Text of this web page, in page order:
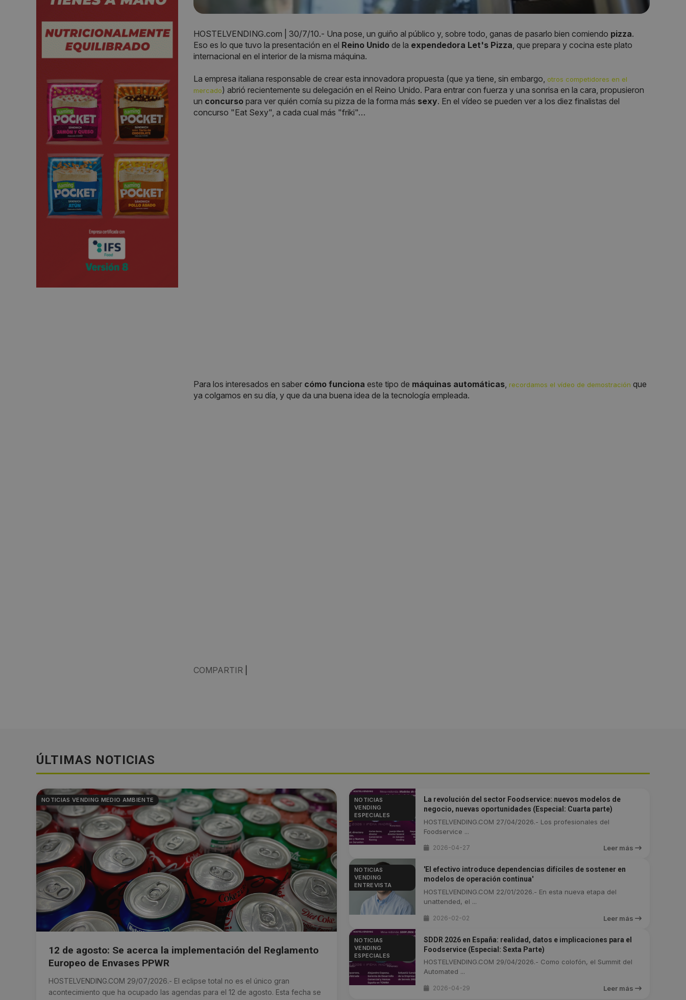
HOSTELVENDING.com | 30/7/10.- Una pose, un guiño al público y, sobre todo, ganas de pasarlo bien comiendo pizza.
Eso es lo que tuvo la presentación en el Reino Unido de la expendedora Let's Pizza, que prepara y cocina este plato
internacional en el interior de la misma máquina.
La empresa italiana responsable de crear esta innovadora propuesta (que ya tiene, sin embargo, otros competidores en el
mercado) abrió recientemente su delegación en el Reino Unido. Para entrar con fuerza y una sonrisa en la cara, propusieron
un concurso para ver quién comía su pizza de la forma más sexy. En el vídeo se pueden ver a los diez finalistas del
concurso "Eat Sexy", a cada cual más "friki"…
Para los interesados en saber cómo funciona este tipo de máquinas automáticas, recordamos el vídeo de demostración que
ya colgamos en su día, y que da una buena idea de la tecnología empleada.
COMPARTIR
ÚLTIMAS NOTICIAS
NOTICIAS VENDING MEDIO AMBIENTE
12 de agosto: Se acerca la implementación del Reglamento
Europeo de Envases PPWR
HOSTELVENDING.COM 29/07/2026.- El eclipse total no es el único gran
acontecimiento que ha ocupado las agendas para el 12 de agosto. Esta fecha se
NOTICIAS
VENDING
ESPECIALES
La revolución del sector Foodservice: nuevos modelos de
negocio, nuevas oportunidades (Especial: Cuarta parte)
HOSTELVENDING.COM 27/04/2026.- Los profesionales del
Foodservice ...
2026-04-27 Leer más
NOTICIAS
VENDING
ENTREVISTA
'El efectivo introduce dependencias difíciles de sostener en
modelos de operación continua'
HOSTELVENDING.COM 22/01/2026.- En esta nueva etapa del
unattended, el ...
2026-02-02 Leer más
NOTICIAS
VENDING
ESPECIALES
SDDR 2026 en España: realidad, datos e implicaciones para el
Foodservice (Especial: Sexta Parte)
HOSTELVENDING.COM 29/04/2026.- Como colofón, el Summit del
Automated ...
2026-04-29 Leer más